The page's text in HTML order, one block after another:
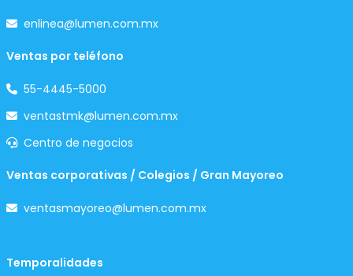
enlinea@lumen.com.mx
Ventas por teléfono
55-4445-5000
ventastmk@lumen.com.mx
Centro de negocios
Ventas corporativas / Colegios / Gran Mayoreo
ventasmayoreo@lumen.com.mx
Temporalidades